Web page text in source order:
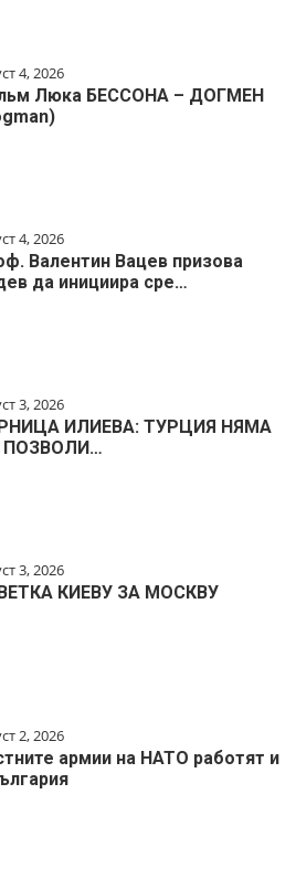
4, 2026
Люка БЕССОНА – ДОГМЕН
4, 2026
Валентин Вацев призова
да инициира сре…
3, 2026
ИЛИЕВА: ТУРЦИЯ НЯМА
ПОЗВОЛИ…
3, 2026
КИЕВУ ЗА МОСКВУ
2, 2026
армии на НАТО работят и